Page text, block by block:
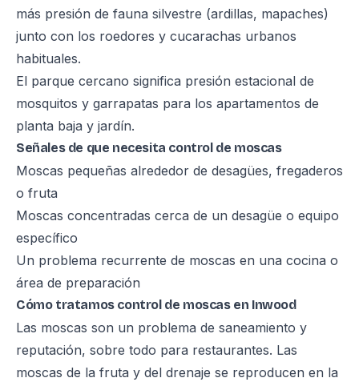
más presión de fauna silvestre (ardillas, mapaches)
junto con los roedores y cucarachas urbanos
habituales.
El parque cercano significa presión estacional de
mosquitos y garrapatas para los apartamentos de
planta baja y jardín.
Señales de que necesita control de moscas
Moscas pequeñas alrededor de desagües, fregaderos
o fruta
Moscas concentradas cerca de un desagüe o equipo
específico
Un problema recurrente de moscas en una cocina o
área de preparación
Cómo tratamos control de moscas en Inwood
Las moscas son un problema de saneamiento y
reputación, sobre todo para restaurantes. Las
moscas de la fruta y del drenaje se reproducen en la